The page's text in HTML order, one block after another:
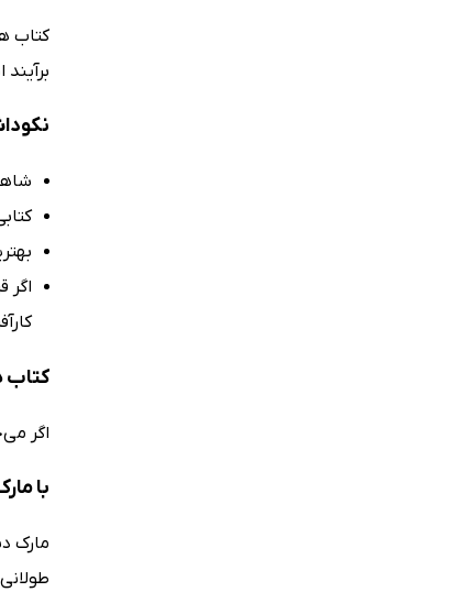
کتاب
اگر
کتاب
اگر
با